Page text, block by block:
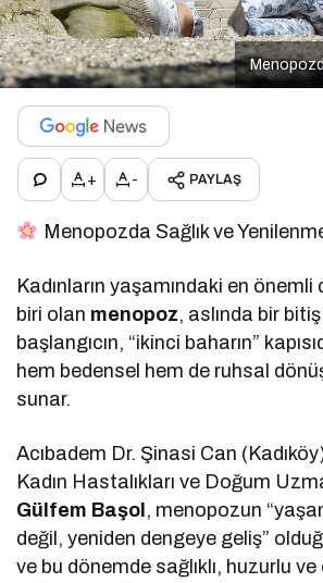
+ - PAYLAŞ
Menopozda Sağlık ve
Kadınların yaşamındaki en
biri olan menopoz, aslında bir
başlangıcın, “ikinci baharın”
hem bedensel hem de ruhsal
sunar.
Acıbadem Dr. Şinasi Can
Kadın Hastalıkları ve Doğum
Gülfem Başol , menopozun
değil, yeniden dengeye geliş”
ve bu dönemde sağlıklı, huzurlu ve